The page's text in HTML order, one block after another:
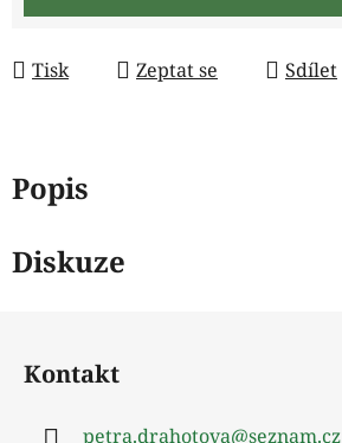
Tisk Zeptat se Sdílet
Popis
Diskuze
Kontakt
petra.drahotova@seznam.cz